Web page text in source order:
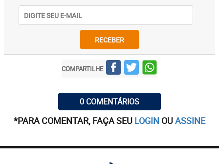
RECEBER
COMPARTILHE
0 COMENTÁRIOS
*PARA COMENTAR, FAÇA SEU LOGIN OUASSINE